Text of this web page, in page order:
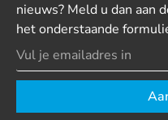
nieuws? Meld u dan aan
het onderstaande